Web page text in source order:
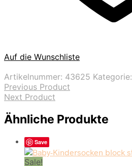
Auf die Wunschliste
Artikelnummer: 43625 Kategorie:
Previous Product
Next Product
Ähnliche Produkte
Save
Sale!